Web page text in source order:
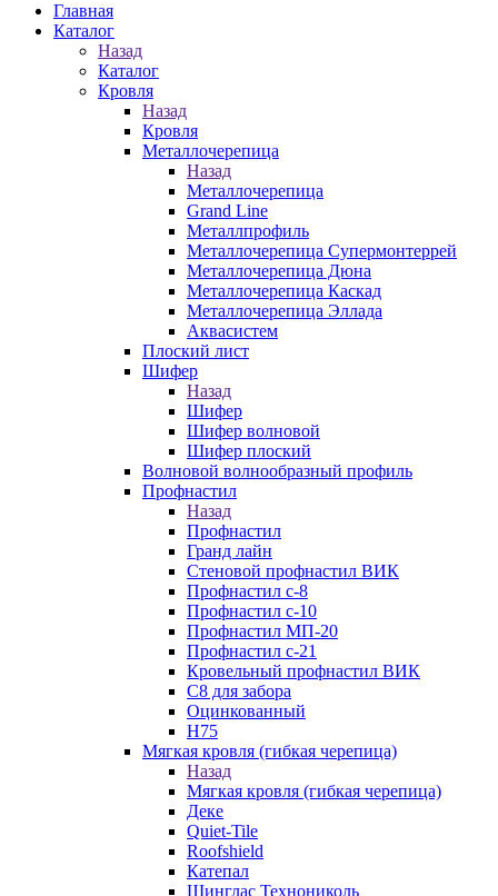
Главная
Каталог
Назад
Каталог
Кровля
Назад
Кровля
Металлочерепица
Назад
Металлочерепица
Grand Line
Металлпрофиль
Металлочерепица Супермонтеррей
Металлочерепица Дюна
Металлочерепица Каскад
Металлочерепица Эллада
Аквасистем
Плоский лист
Шифер
Назад
Шифер
Шифер волновой
Шифер плоский
Волновой волнообразный профиль
Профнастил
Назад
Профнастил
Гранд лайн
Стеновой профнастил ВИК
Профнастил с-8
Профнастил с-10
Профнастил МП-20
Профнастил с-21
Кровельный профнастил ВИК
С8 для забора
Оцинкованный
Н75
Мягкая кровля (гибкая черепица)
Назад
Мягкая кровля (гибкая черепица)
Деке
Quiet-Tile
Roofshield
Катепал
Шинглас Технониколь